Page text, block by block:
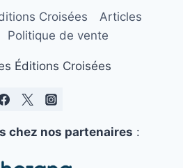
Croisées
Articles
Politique de vente
Éditions Croisées
chez nos partenaires :